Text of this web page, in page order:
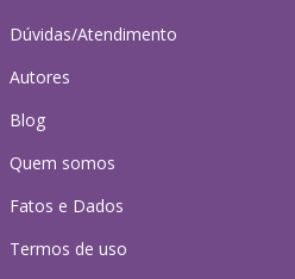
Dúvidas/Atendimento
Autores
Blog
Quem somos
Fatos e Dados
Termos de uso